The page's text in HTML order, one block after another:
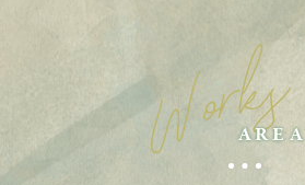
Works
AREA